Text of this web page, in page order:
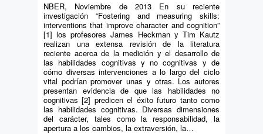
NBER, Noviembre de 2013 En su reciente
investigación “Fostering and measuring skills:
interventions that improve character and cognition”
[1] los profesores James Heckman y Tim Kautz
realizan una extensa revisión de la literatura
reciente acerca de la medición y el desarrollo de
las habilidades cognitivas y no cognitivas y de
cómo diversas intervenciones a lo largo del ciclo
vital podrían promover unas y otras. Los autores
presentan evidencia de que las habilidades no
cognitivas [2] predicen el éxito futuro tanto como
las habilidades cognitivas. Diversas dimensiones
del carácter, tales como la responsabilidad, la
apertura a los cambios, la extraversión, la…